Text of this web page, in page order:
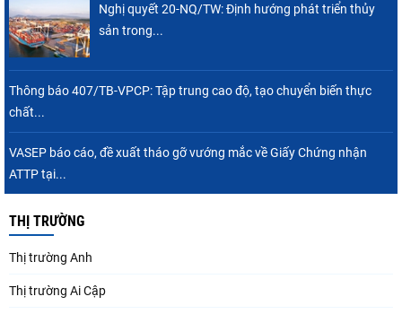
Nghị quyết 20-NQ/TW: Định hướng phát triển thủy
sản trong...
Thông báo 407/TB-VPCP: Tập trung cao độ, tạo chuyển biến thực
chất...
VASEP báo cáo, đề xuất tháo gỡ vướng mắc về Giấy Chứng nhận
ATTP tại...
THỊ TRƯỜNG
Thị trường Anh
Thị trường Ai Cập